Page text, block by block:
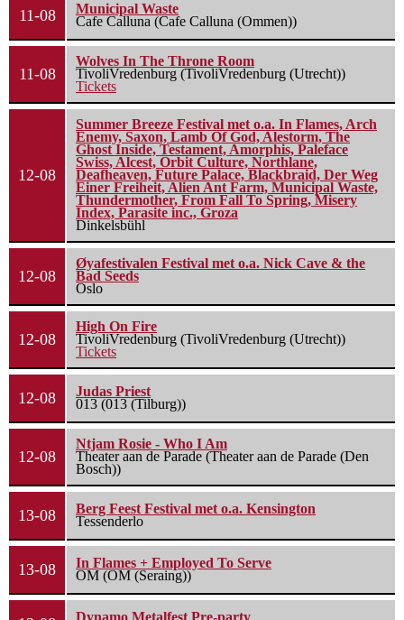
11-08
Municipal Waste
Cafe Calluna (Cafe Calluna (Ommen))
11-08
Wolves In The Throne Room
TivoliVredenburg (TivoliVredenburg (Utrecht))
Tickets
12-08
Summer Breeze Festival met o.a. In Flames, Arch
Enemy, Saxon, Lamb Of God, Alestorm, The
Ghost Inside, Testament, Amorphis, Paleface
Swiss, Alcest, Orbit Culture, Northlane,
Deafheaven, Future Palace, Blackbraid, Der Weg
Einer Freiheit, Alien Ant Farm, Municipal Waste,
Thundermother, From Fall To Spring, Misery
Index, Parasite inc., Groza
Dinkelsbühl
12-08
Øyafestivalen Festival met o.a. Nick Cave & the
Bad Seeds
Oslo
12-08
High On Fire
TivoliVredenburg (TivoliVredenburg (Utrecht))
Tickets
12-08
Judas Priest
013 (013 (Tilburg))
12-08
Ntjam Rosie - Who I Am
Theater aan de Parade (Theater aan de Parade (Den
Bosch))
13-08
Berg Feest Festival met o.a. Kensington
Tessenderlo
13-08
In Flames + Employed To Serve
OM (OM (Seraing))